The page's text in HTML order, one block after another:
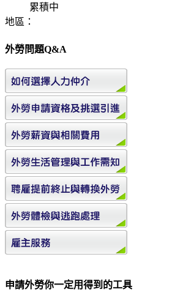
累積中
地區：
外勞問題Q&A
申請外勞你一定用得到的工具